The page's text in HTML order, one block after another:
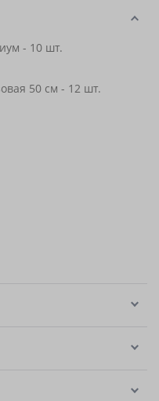
- 10 шт.
50 см - 12 шт.